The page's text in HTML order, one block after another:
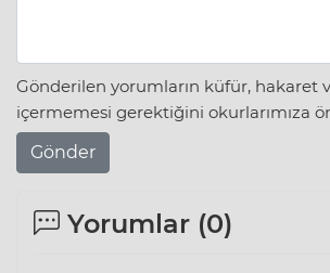
Gönderilen yorumların küfür, hakaret
içermemesi gerektiğini okurlarımıza
Gönder
Yorumlar (0)